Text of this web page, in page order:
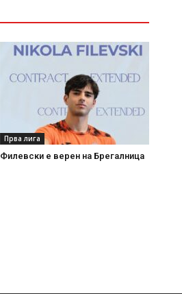
Прва лига
Филевски е верен на Брегалница